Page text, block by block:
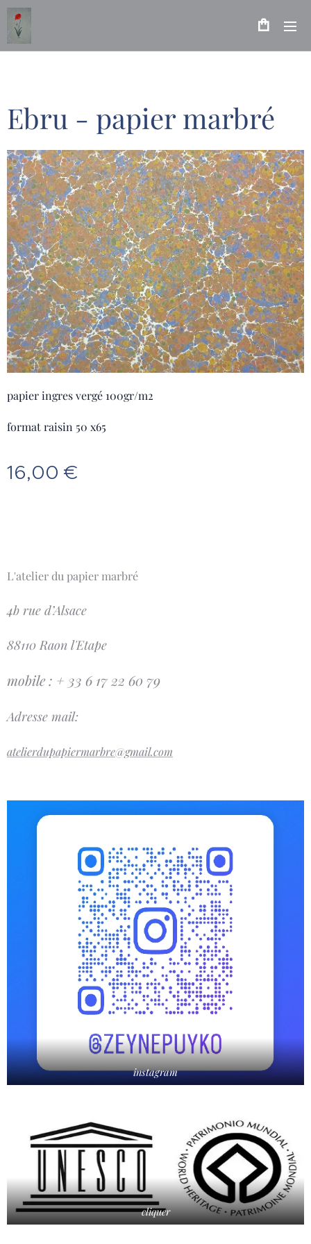
Ebru - papier marbré
papier ingres vergé 100gr/m2
format raisin 50 x65
16,00 €
L'atelier du papier marbré
4b rue d’Alsace
88110 Raon l'Etape
mobile : + 33 6 17 22 60 79
Adresse mail:
atelierdupapiermarbre@gmail.com
instagram
cliquer